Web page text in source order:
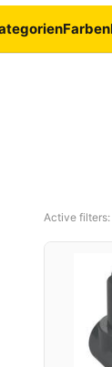
Farben
Active filters: